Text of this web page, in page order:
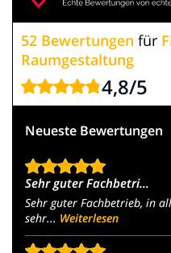
52 Bewertungen für
Raumgestaltung
4,8/5
Neueste Bewertungen
Sehr guter Fachbetri...
Sehr guter Fachbetrieb, in
sehr... Weiterlesen